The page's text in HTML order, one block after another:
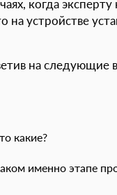
когда эксперту
на устройстве
на следующие
какие?
именно этапе